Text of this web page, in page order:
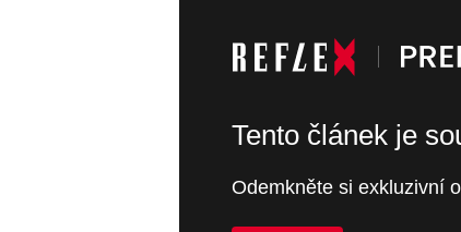
Tento článek je
Odemkněte si exkluzivní